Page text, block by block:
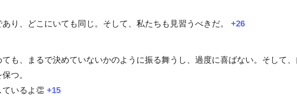
り、どこにいても同じ。そして、私たちも見習うべきだ。 +26
ても、まるで決めていないかのように振る舞うし、過度に喜ばない。そして
つ。
いるよ👏 +15